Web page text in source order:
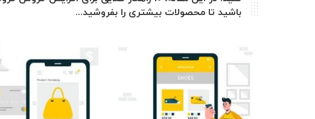
باشید تا محصولات بیشتری را بفروشید...